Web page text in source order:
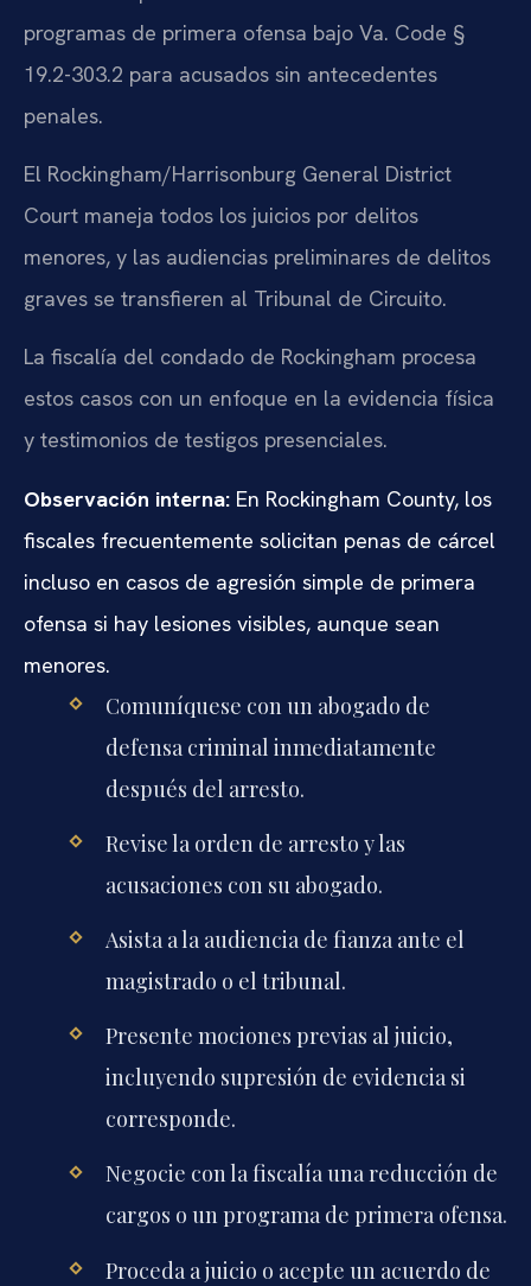
programas de primera ofensa bajo Va. Code §
19.2-303.2 para acusados sin antecedentes
penales.
El Rockingham/Harrisonburg General District
Court maneja todos los juicios por delitos
menores, y las audiencias preliminares de delitos
graves se transfieren al Tribunal de Circuito.
La fiscalía del condado de Rockingham procesa
estos casos con un enfoque en la evidencia física
y testimonios de testigos presenciales.
Observación interna: En Rockingham County, los
fiscales frecuentemente solicitan penas de cárcel
incluso en casos de agresión simple de primera
ofensa si hay lesiones visibles, aunque sean
menores.
Comuníquese con un abogado de
defensa criminal inmediatamente
después del arresto.
Revise la orden de arresto y las
acusaciones con su abogado.
Asista a la audiencia de fianza ante el
magistrado o el tribunal.
Presente mociones previas al juicio,
incluyendo supresión de evidencia si
corresponde.
Negocie con la fiscalía una reducción de
cargos o un programa de primera ofensa.
Proceda a juicio o acepte un acuerdo de